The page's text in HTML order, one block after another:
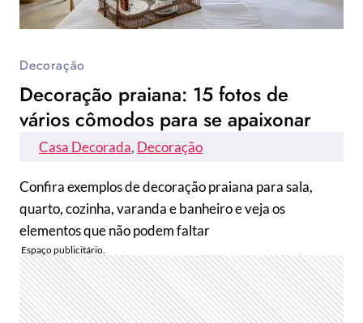
Decoração
Decoração praiana: 15 fotos de
vários cômodos para se apaixonar
Casa Decorada, Decoração
Confira exemplos de decoração praiana para sala,
quarto, cozinha, varanda e banheiro e veja os
elementos que não podem faltar